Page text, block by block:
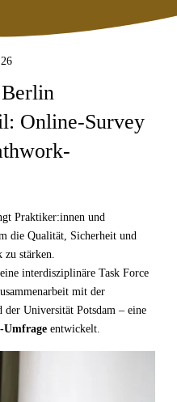
Online-Survey
Praktiker:innen und
die Qualität, Sicherheit und
zu stärken.
interdisziplinäre Task Force
mit der
Humboldt-Universität zu Berlin und der Universität Potsdam – eine
Umfrage entwickelt.